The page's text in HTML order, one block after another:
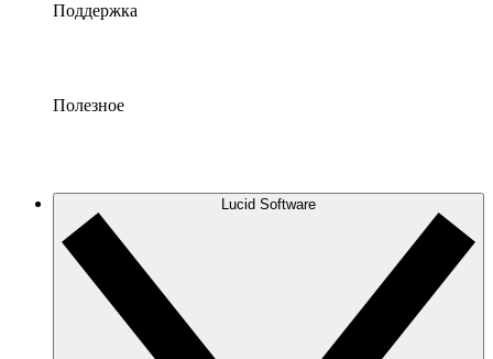
Поддержка
Полезное
Lucid Software